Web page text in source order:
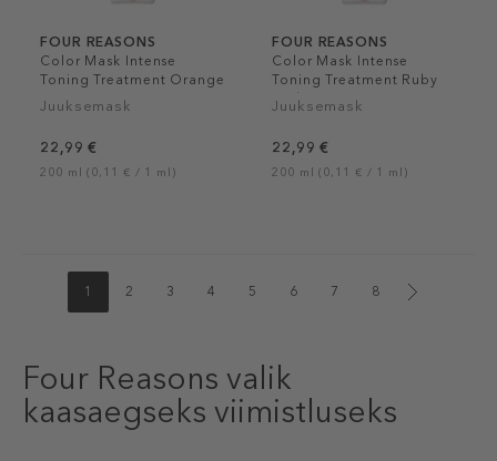
FOUR REASONS
Color Mask Intense
Toning Treatment Orange
Juuksemask
22,99 €
200 ml (0,11 € / 1 ml)
FOUR REASONS
Color Mask Intense
Toning Treatment Ruby
Red
Juuksemask
22,99 €
200 ml (0,11 € / 1 ml)
1 2 3 4 5 6 7 8
Four Reasons valik
kaasaegseks viimistluseks